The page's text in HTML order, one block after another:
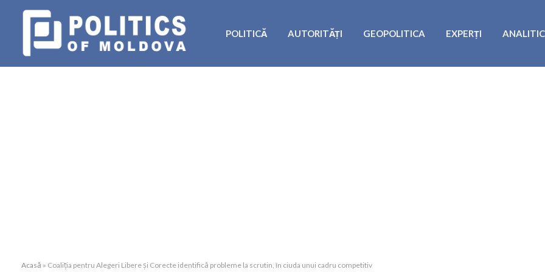
POLITICĂ AUTORITĂȚI GEOPOLITICA EXPERȚI
Acasă » Coaliția pentru Alegeri Libere și Corecte identifică probleme la scrutin, în ciuda unui cadru competitiv